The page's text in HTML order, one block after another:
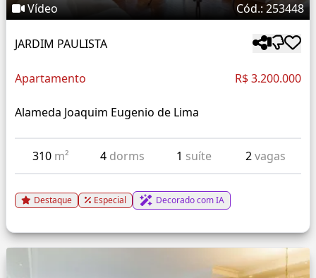
Vídeo Cód.: 253448
JARDIM PAULISTA
Apartamento R$ 3.200.000
Alameda Joaquim Eugenio de Lima
310 m² 4 dorms 1 suíte 2vagas
Destaque Especial Decorado com IA